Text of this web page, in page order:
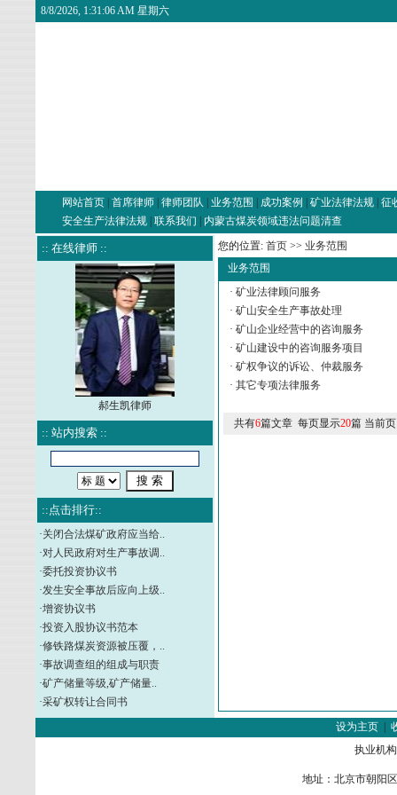
8/8/2026, 1:31:06 AM 星期六
网站首页 首席律师 律师团队 业务范围 成功案例 矿业法律法规 征
安全生产法律法规 联系我们 内蒙古煤炭领域违法问题清查
:: 在线律师 ::
郝生凯律师
:: 站内搜索 ::
::点击排行::
·关闭合法煤矿政府应当给..
·对人民政府对生产事故调..
·委托投资协议书
·发生安全事故后应向上级..
·增资协议书
·投资入股协议书范本
·修铁路煤炭资源被压覆，..
·事故调查组的组成与职责
·矿产储量等级,矿产储量..
·采矿权转让合同书
您的位置: 首页>> 业务范围
业务范围
· 矿业法律顾问服务
· 矿山安全生产事故处理
· 矿山企业经营中的咨询服务
· 矿山建设中的咨询服务项目
· 矿权争议的诉讼、仲裁服务
· 其它专项法律服务
共有6篇文章 每页显示20篇 当前页
设为主页
执业机
地址：北京市朝阳